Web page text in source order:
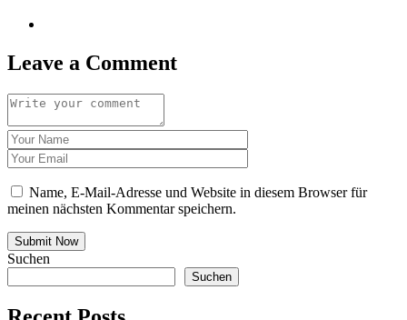
Leave a Comment
Name, E-Mail-Adresse und Website in diesem Browser für
meinen nächsten Kommentar speichern.
Submit Now
Suchen
Suchen